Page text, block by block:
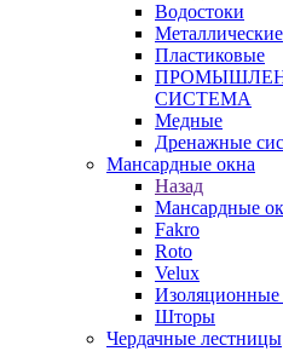
Водостоки
Металлические
Пластиковые
СИСТЕМА
Медные
Дренажные
Мансардные окна
Назад
Мансардные
Fakro
Roto
Velux
Изоляционные
Шторы
Чердачные лестницы